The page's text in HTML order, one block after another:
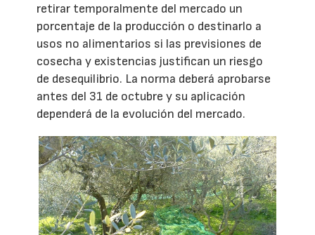
retirar temporalmente del mercado un
porcentaje de la producción o destinarlo a
usos no alimentarios si las previsiones de
cosecha y existencias justifican un riesgo
de desequilibrio. La norma deberá aprobarse
antes del 31 de octubre y su aplicación
dependerá de la evolución del mercado.